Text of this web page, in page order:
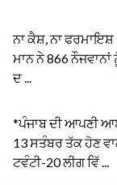
ਨਾ ਕੈਸ਼, ਨਾ
ਮਾਨ ਨੇ 866
ਦ ...
*ਪੰਜਾਬ ਦੀ ਆਪਣੀ
13 ਸਤੰਬਰ ਤੱਕ ਹੋਣ
ਟਵੰਟੀ-20 ਲੀਗ ਵਿੱ ...